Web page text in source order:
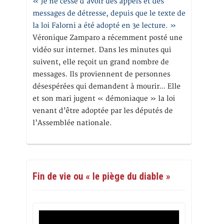
messages de détresse, depuis que le texte de
la loi Falorni a été adopté en 3e lecture. »
Véronique Zamparo a récemment posté une
vidéo sur internet. Dans les minutes qui
suivent, elle reçoit un grand nombre de
messages. Ils proviennent de personnes
désespérées qui demandent à mourir… Elle
et son mari jugent « démoniaque » la loi
venant d’être adoptée par les députés de
l’Assemblée nationale.
Fin de vie ou « le piège du diable »